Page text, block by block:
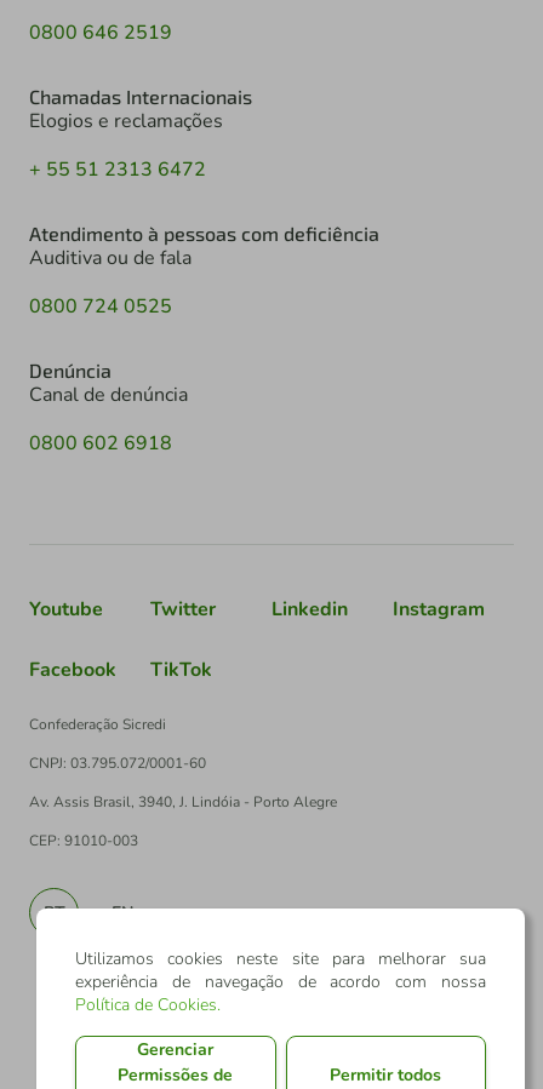
0800 646 2519
Chamadas Internacionais
Elogios e reclamações
+ 55 51 2313 6472
Atendimento à pessoas com deficiência
Auditiva ou de fala
0800 724 0525
Denúncia
Canal de denúncia
0800 602 6918
Youtube Twitter Linkedin Instagram
Facebook TikTok
Confederação Sicredi
CNPJ: 03.795.072/0001-60
Av. Assis Brasil, 3940, J. Lindóia - Porto Alegre
CEP: 91010-003
PT
EN
Utilizamos cookies neste site para melhorar sua
experiência de navegação de acordo com nossa
Política de Cookies.
Gerenciar
Permissões de
Permitir todos